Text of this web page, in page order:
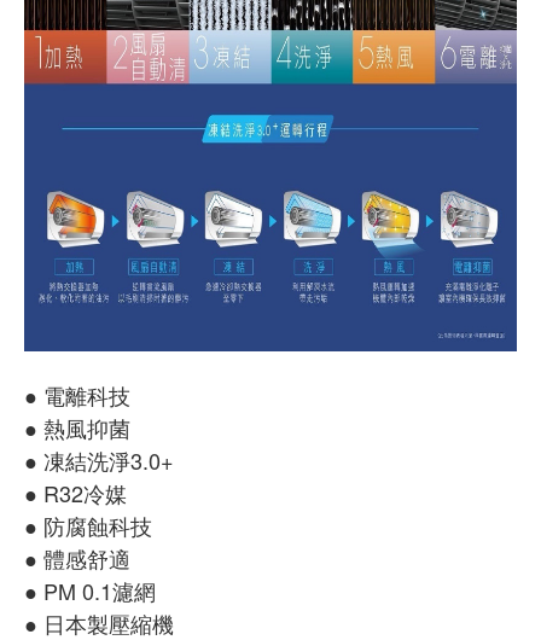
● 電離科技
● 熱風抑菌
● 凍結洗淨3.0+
● R32冷媒
● 防腐蝕科技
● 體感舒適
● PM 0.1濾網
● 日本製壓縮機